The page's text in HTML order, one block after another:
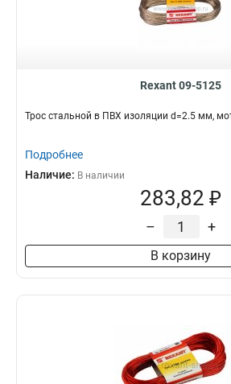
Rexant 09-5125
Трос стальной в ПВХ изоляции d=2.5 мм,
Подробнее
Наличие: В наличии
283,82 ₽
– +
В корзину